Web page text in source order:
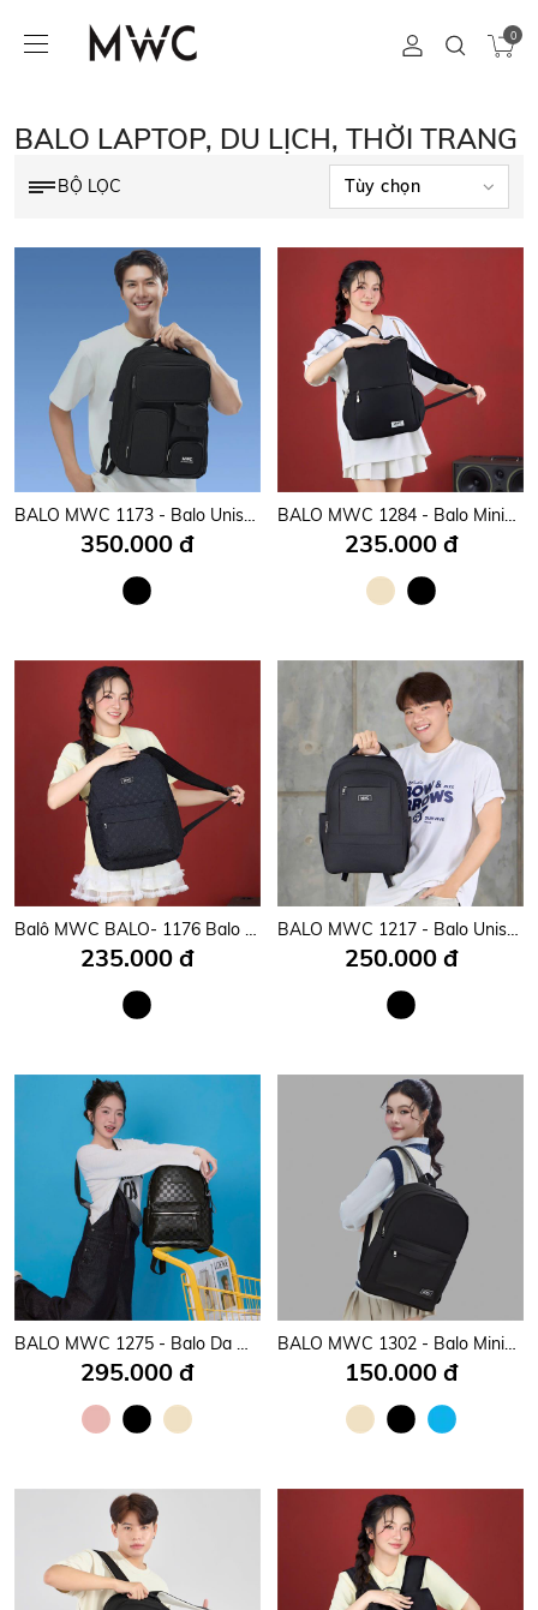
0
BALO LAPTOP, DU LỊCH, THỜI TRANG
BỘ LỌC
BALO MWC 1173 - Balo Unisex Thời Trang Chống Sốc, Chống Nước, Nhiều Ngăn Siêu Tiện Lợi Dùng Đựng Laptop, Mang Đi Học, Đi Chơi
350.000 đ
BALO MWC 1284 - Balo Minimalist Thời Trang Đi Học, Đi làm, Du Lịch Siêu Gọn Nhẹ, Tiện Lợi.
235.000 đ
Balô MWC BALO- 1176 Balo Phong Cách Basic Cao Cấp Chất Vải Mềm Mịn,Đa Năng Đi Học ,Đi Chơi Chống Sock,Chống Nước Thời Trang
235.000 đ
BALO MWC 1217 - Balo Unisex Thời Trang Chống Sốc, Chống Nước, Nhiều Ngăn Siêu Tiện Lợi Dùng Đựng Laptop, Mang Đi Học, Đi Chơi.
250.000 đ
BALO MWC 1275 - Balo Da Caro Phong Cách Thời Trang Urban Street Cực Ngầu, Sang Trọng, Cá Tính, Hiện Đại.
295.000 đ
BALO MWC 1302 - Balo Minimalist Siêu Nhẹ, Siêu Tiện Lợi Đi Học, Đi Chơi, Đi Làm Đơn Giản Mà Bền Đẹp.
150.000 đ